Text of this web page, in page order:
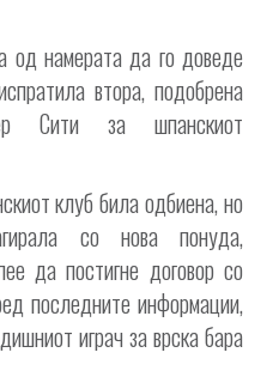
од намерата да го доведе
втора, подобрена
Сити за шпанскиот
клуб била одбиена, но
со нова понуда,
да постигне договор со
последните информации,
играч за врска бара